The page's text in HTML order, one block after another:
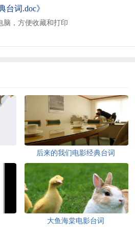
台词.doc》
脑，方便收藏和打印
后来的我们电影经典台词
大鱼海棠电影台词